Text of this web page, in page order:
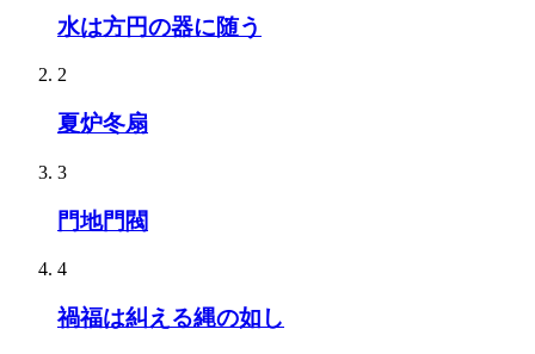
水は方円の器に随う
2
夏炉冬扇
3
門地門閥
4
禍福は糾える縄の如し